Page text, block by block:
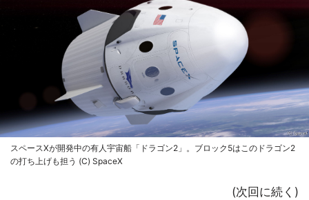
スペースXが開発中の有人宇宙船「ドラゴン2」。ブロック5はこのドラゴン2
の打ち上げも担う (C) SpaceX
(次回に続く)